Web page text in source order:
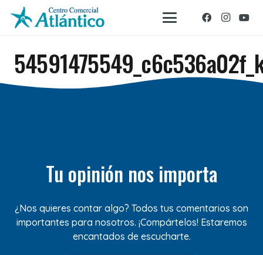
Tu opinión nos importa
¿Nos quieres contar algo? Todos tus comentarios son
importantes para nosotros. ¡Compártelos! Estaremos
encantados de escucharte.